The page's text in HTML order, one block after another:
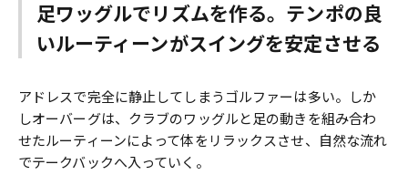
足ワッグルでリズムを作る。テンポの良
いルーティーンがスイングを安定させる
アドレスで完全に静止してしまうゴルファーは多い。しか
しオーバーグは、クラブのワッグルと足の動きを組み合わ
せたルーティーンによって体をリラックスさせ、自然な流れ
でテークバックへ入っていく。